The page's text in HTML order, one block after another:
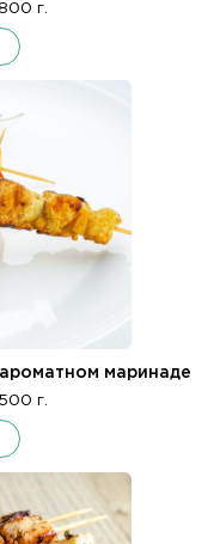
800 г.
маринаде
500 г.